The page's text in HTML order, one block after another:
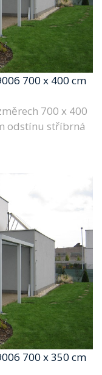
700 x 400 cm
700 x 400
odstínu stříbrná
700 x 350 cm